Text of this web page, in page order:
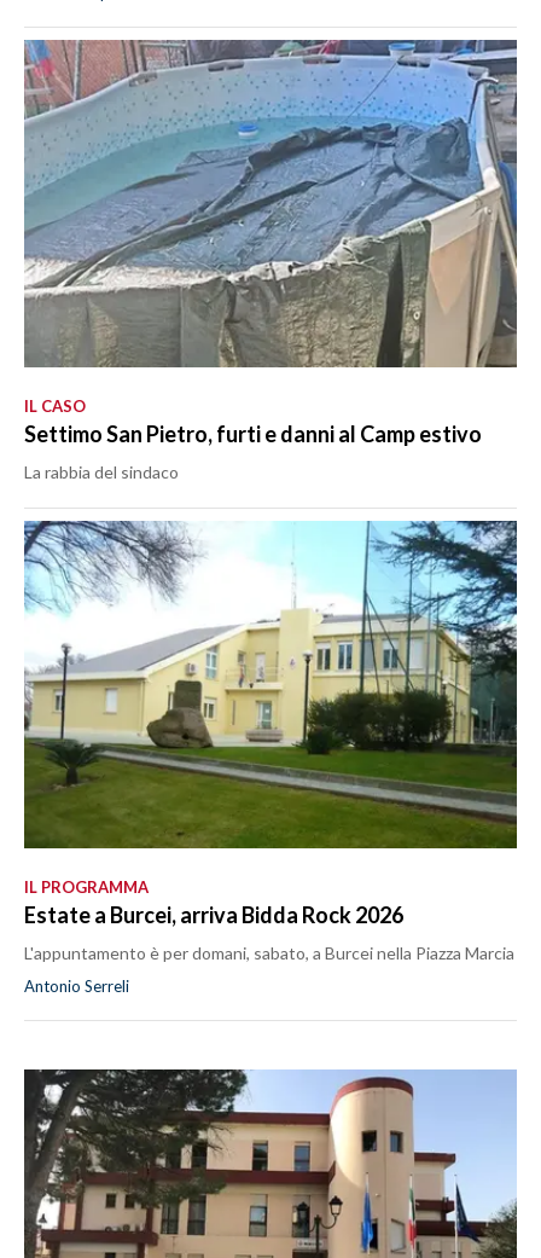
IL CASO
Settimo San Pietro, furti e danni al Camp estivo
La rabbia del sindaco
IL PROGRAMMA
Estate a Burcei, arriva Bidda Rock 2026
L'appuntamento è per domani, sabato, a Burcei nella Piazza Marcia
Antonio Serreli